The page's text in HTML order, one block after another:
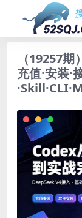
（19257
充值·安装·